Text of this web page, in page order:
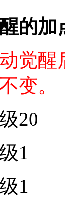
的加
觉
变。
20
1
1